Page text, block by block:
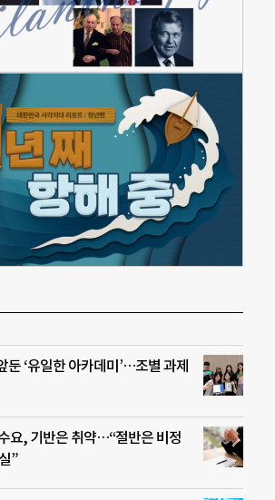
둔 ‘유일한 아카데미’…조별 과제
요, 기반은 취약…“절반은 비정
”